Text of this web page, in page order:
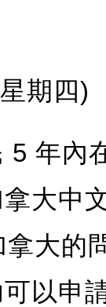
期四)
5 年內
大中
大的
以申